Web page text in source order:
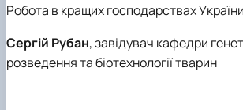
Робота в кращих господарствах
Сергій Рубан, завідувач кафедри
розведення та біотехнології тварин